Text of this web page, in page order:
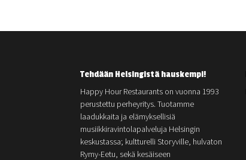
Tehdään Helsingistä hauskempi!
Happy Hour Restaurants on vuonna 1993
perustettu perheyritys. Tuotamme
laadukkaita ja elämyksellisiä
musiikkiravintolapalveluja Helsingin
keskustassa; kultturelli Storyville, hulvaton
Rymy-Eetu, sekä kesäiseen